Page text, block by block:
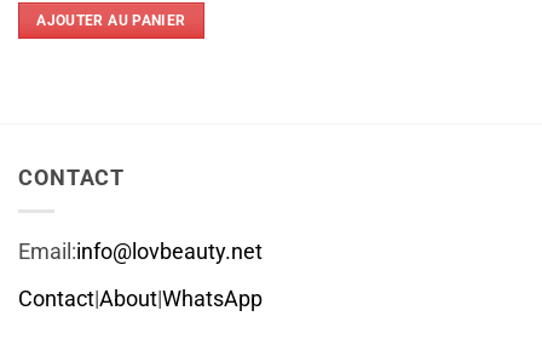
initial
était :
actuel
est :
AJOUTER AU PANIER
CONTACT
Email:info@lovbeauty.net
Contact|About|WhatsApp